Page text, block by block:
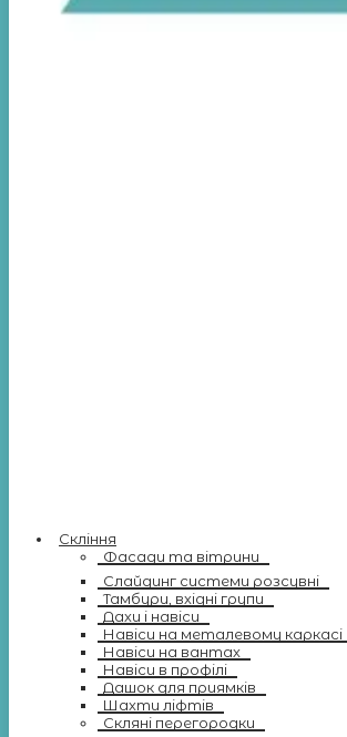
Скління
Фасади та вітрини
Слайдинг системи розсувні
Тамбури, вхідні групи
Дахи і навіси
Навіси на металевому каркасі
Навіси на вантах
Навіси в профілі
Дашок для приямків
Шахти ліфтів
Скляні перегородки